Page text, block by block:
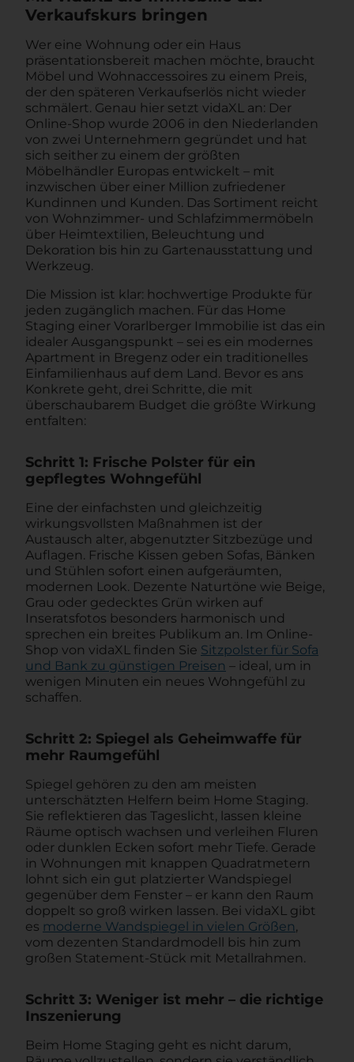
Verkaufskurs bringen
Wer eine Wohnung oder ein Haus
präsentationsbereit machen möchte, braucht
Möbel und Wohnaccessoires zu einem Preis,
der den späteren Verkaufserlös nicht wieder
schmälert. Genau hier setzt vidaXL an: Der
Online-Shop wurde 2006 in den Niederlanden
von zwei Unternehmern gegründet und hat
sich seither zu einem der größten
Möbelhändler Europas entwickelt – mit
inzwischen über einer Million zufriedener
Kundinnen und Kunden. Das Sortiment reicht
von Wohnzimmer- und Schlafzimmermöbeln
über Heimtextilien, Beleuchtung und
Dekoration bis hin zu Gartenausstattung und
Werkzeug.
Die Mission ist klar: hochwertige Produkte für
jeden zugänglich machen. Für das Home
Staging einer Vorarlberger Immobilie ist das ein
idealer Ausgangspunkt – sei es ein modernes
Apartment in Bregenz oder ein traditionelles
Einfamilienhaus auf dem Land. Bevor es ans
Konkrete geht, drei Schritte, die mit
überschaubarem Budget die größte Wirkung
entfalten:
Schritt 1: Frische Polster für ein
gepflegtes Wohngefühl
Eine der einfachsten und gleichzeitig
wirkungsvollsten Maßnahmen ist der
Austausch alter, abgenutzter Sitzbezüge und
Auflagen. Frische Kissen geben Sofas, Bänken
und Stühlen sofort einen aufgeräumten,
modernen Look. Dezente Naturtöne wie Beige,
Grau oder gedecktes Grün wirken auf
Inseratsfotos besonders harmonisch und
sprechen ein breites Publikum an. Im Online-
Shop von vidaXL finden Sie Sitzpolster für Sofa
und Bank zu günstigen Preisen – ideal, um in
wenigen Minuten ein neues Wohngefühl zu
schaffen.
Schritt 2: Spiegel als Geheimwaffe für
mehr Raumgefühl
Spiegel gehören zu den am meisten
unterschätzten Helfern beim Home Staging.
Sie reflektieren das Tageslicht, lassen kleine
Räume optisch wachsen und verleihen Fluren
oder dunklen Ecken sofort mehr Tiefe. Gerade
in Wohnungen mit knappen Quadratmetern
lohnt sich ein gut platzierter Wandspiegel
gegenüber dem Fenster – er kann den Raum
doppelt so groß wirken lassen. Bei vidaXL gibt
es moderne Wandspiegel in vielen Größen
vom dezenten Standardmodell bis hin zum
großen Statement-Stück mit Metallrahmen.
Schritt 3: Weniger ist mehr – die richtige
Inszenierung
Beim Home Staging geht es nicht darum,